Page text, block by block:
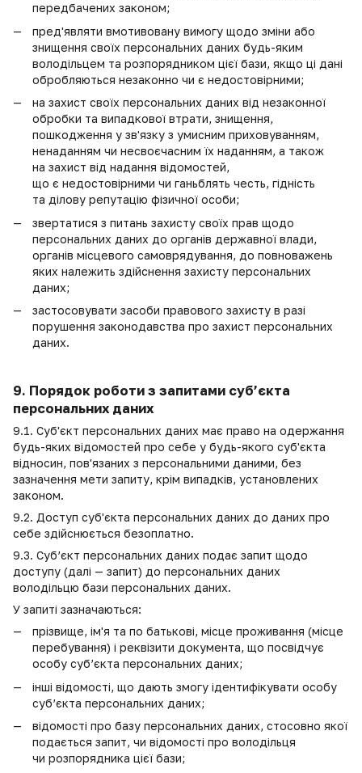
передбачених законом;
пред'являти вмотивовану вимогу щодо зміни або
знищення своїх персональних даних будь-яким
володільцем та розпорядником цієї бази, якщо ці дані
обробляються незаконно чи є недостовірними;
на захист своїх персональних даних від незаконної
обробки та випадкової втрати, знищення,
пошкодження у зв'язку з умисним приховуванням,
ненаданням чи несвоєчасним їх наданням, а також
на захист від надання відомостей,
що є недостовірними чи ганьблять честь, гідність
та ділову репутацію фізичної особи;
звертатися з питань захисту своїх прав щодо
персональних даних до органів державної влади,
органів місцевого самоврядування, до повноважень
яких належить здійснення захисту персональних
даних;
застосовувати засоби правового захисту в разі
порушення законодавства про захист персональних
даних.
9. Порядок роботи з запитами суб’єкта
персональних даних
9.1. Суб'єкт персональних даних має право на одержання
будь-яких відомостей про себе у будь-якого суб'єкта
відносин, пов'язаних з персональними даними, без
зазначення мети запиту, крім випадків, установлених
законом.
9.2. Доступ суб'єкта персональних даних до даних про
себе здійснюється безоплатно.
9.3. Суб’єкт персональних даних подає запит щодо
доступу (далі — запит) до персональних даних
володільцю бази персональних даних.
У запиті зазначаються:
прізвище, ім'я та по батькові, місце проживання (місце
перебування) і реквізити документа, що посвідчує
особу суб’єкта персональних даних;
інші відомості, що дають змогу ідентифікувати особу
суб’єкта персональних даних;
відомості про базу персональних даних, стосовно якої
подається запит, чи відомості про володільця
чи розпорядника цієї бази;